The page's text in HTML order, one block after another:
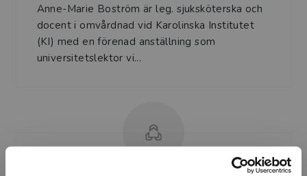
Anne-Marie Boström är leg. sjuksköterska och
docent i omvårdnad vid Karolinska Institutet
(KI) med en förenad anställning som
universitetslektor vi...